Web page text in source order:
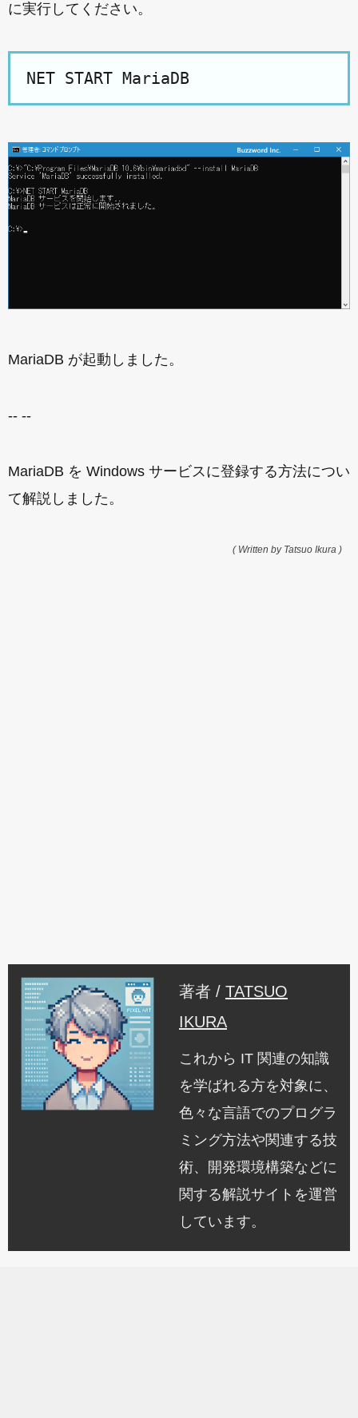
に実行してください。
NET START MariaDB
MariaDB が起動しました。
-- --
MariaDB を Windows サービスに登録する方法につい
て解説しました。
( Written by Tatsuo Ikura )
著者 / TATSUO
IKURA
これから IT 関連の知識
を学ばれる方を対象に、
色々な言語でのプログラ
ミング方法や関連する技
術、開発環境構築などに
関する解説サイトを運営
しています。